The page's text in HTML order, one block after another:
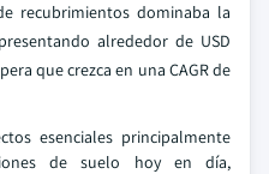
recubrimientos dominaba la
alrededor de USD
que crezca en una CAGR de
esenciales principalmente
de suelo hoy en día,